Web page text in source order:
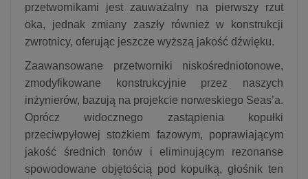
przetwornikami jest zauważalny na pierwszy rzut
oka, jednak zmiany zaszły również w konstrukcji
zwrotnicy, oferując jeszcze wyższą jakość dźwięku.
Zaawansowane przetworniki niskośredniotonowe,
zmodyfikowane konstrukcyjnie przez naszych
inżynierów, bazują na projekcie norweskiego Seas’a.
Oprócz widocznego zastąpienia kopułki
przeciwpyłowej stożkiem fazowym, poprawiającym
jakość średnich tonów i eliminującym rezonanse
spowodowane objętością pod kopułką, głośnik ten